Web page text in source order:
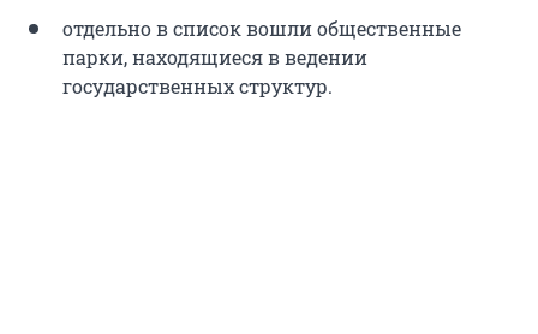
отдельно в список вошли общественные
парки, находящиеся в ведении
государственных структур.